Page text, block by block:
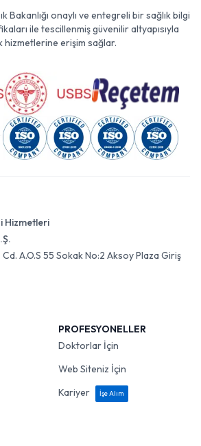
Bakanlığı onaylı ve entegreli bir sağlık bilgi
ile tescillenmiş güvenilir altyapısıyla
hizmetlerine erişim sağlar.
Hizmetleri
A.O.S 55 Sokak No:2 Aksoy Plaza Giriş
PROFESYONELLER
Doktorlar İçin
Web Siteniz İçin
Kariyer
İşe Alım